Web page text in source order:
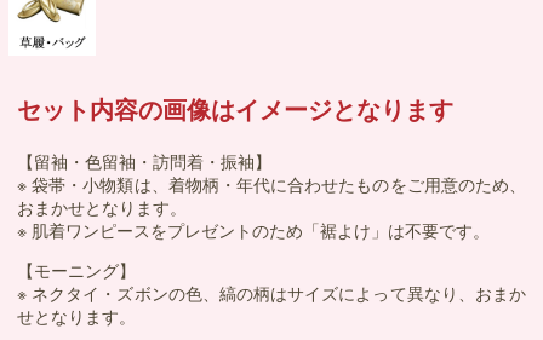
セット内容の画像はイメージとなります
【留袖・色留袖・訪問着・振袖】
※ 袋帯・小物類は、着物柄・年代に合わせたものをご用意のため、
おまかせとなります。
※ 肌着ワンピースをプレゼントのため「裾よけ」は不要です。
【モーニング】
※ ネクタイ・ズボンの色、縞の柄はサイズによって異なり、おまか
せとなります。